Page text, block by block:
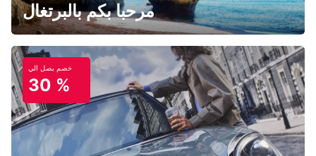
مرحبا بكم بالبرتغال
خصم يصل الي
30 %